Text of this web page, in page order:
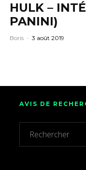
HULK –
PANINI)
Boris · 3 août 2019
AVIS DE